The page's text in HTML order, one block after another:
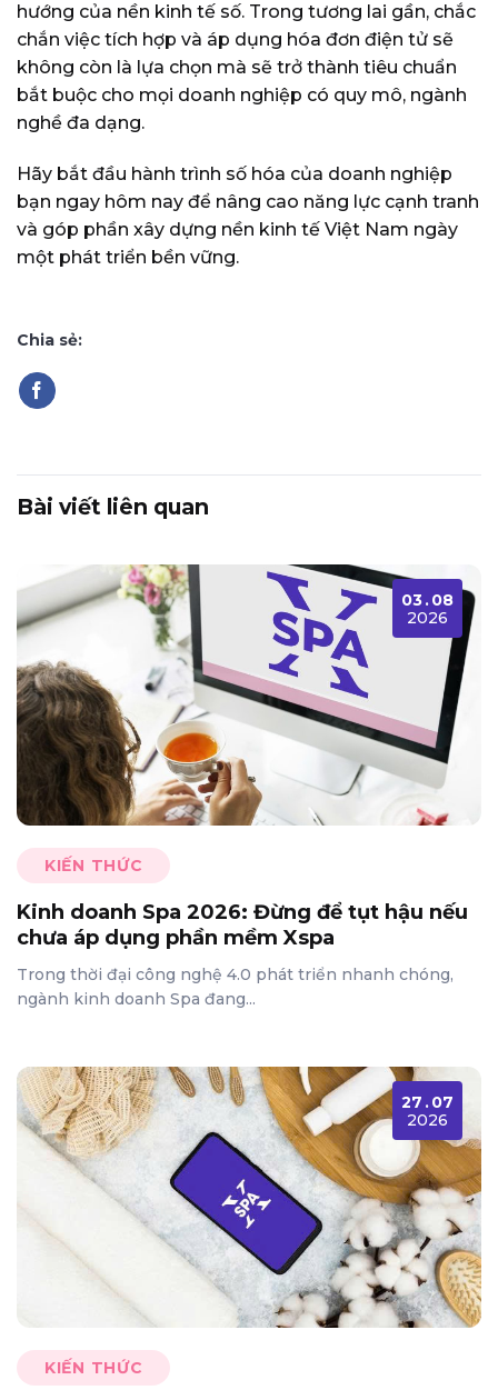
hướng của nền kinh tế số. Trong tương lai gần, chắc
chắn việc tích hợp và áp dụng hóa đơn điện tử sẽ
không còn là lựa chọn mà sẽ trở thành tiêu chuẩn
bắt buộc cho mọi doanh nghiệp có quy mô, ngành
nghề đa dạng.
Hãy bắt đầu hành trình số hóa của doanh nghiệp
bạn ngay hôm nay để nâng cao năng lực cạnh tranh
và góp phần xây dựng nền kinh tế Việt Nam ngày
một phát triển bền vững.
Chia sẻ:
Bài viết liên quan
KIẾN THỨC
Kinh doanh Spa 2026: Đừng để tụt hậu nếu
chưa áp dụng phần mềm Xspa
Trong thời đại công nghệ 4.0 phát triển nhanh chóng,
ngành kinh doanh Spa đang...
03.08
2026
KIẾN THỨC
27 .07
2026